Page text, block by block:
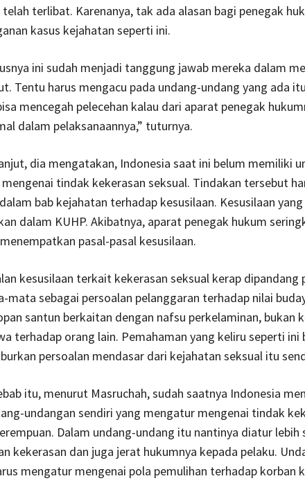
terlibat. Karenanya, tak ada alasan bagi penegak
kasus kejahatan seperti ini.
ini sudah menjadi tanggung jawab mereka dalam
Tentu harus mengacu pada undang-undang yang ada
mencegah pelecehan kalau dari aparat penegak
dalam pelaksanaannya,” tuturnya.
dia mengatakan, Indonesia saat ini belum memiliki
tindak kekerasan seksual. Tindakan tersebut
bab kejahatan terhadap kesusilaan. Kesusilaan
dalam KUHP. Akibatnya, aparat penegak hukum
pasal-pasal kesusilaan.
kesusilaan terkait kekerasan seksual kerap dipandang
mata sebagai persoalan pelanggaran terhadap nilai
santun berkaitan dengan nafsu perkelaminan, bukan
terhadap orang lain. Pemahaman yang keliru seperti ini
persoalan mendasar dari kejahatan seksual itu
itu, menurut Masruchah, sudah saatnya Indonesia
undangan sendiri yang mengatur mengenai tindak
Dalam undang-undang itu nantinya diatur lebih
kekerasan dan juga jerat hukumnya kepada pelaku.
mengatur mengenai pola pemulihan terhadap korban